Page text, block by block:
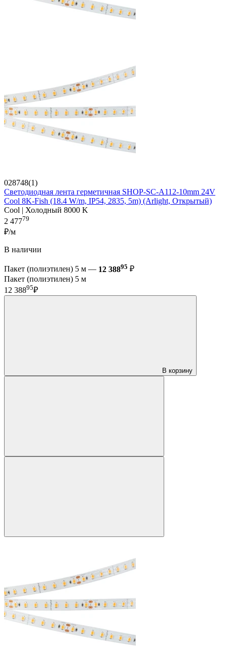
028748(1)
Светодиодная лента герметичная SHOP-SC-A112-10mm 24V
Cool 8K-Fish (18.4 W/m, IP54, 2835, 5m) (Arlight, Открытый)
Cool | Холодный 8000 K
2 47779
₽/м
В наличии
Пакет (полиэтилен) 5 м — 12 38895 ₽
Пакет (полиэтилен) 5 м
12 38895₽
В корзину